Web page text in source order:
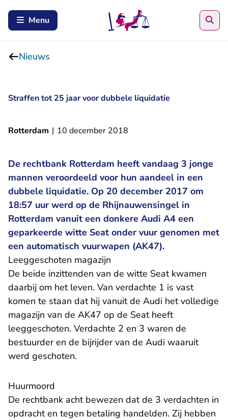
Menu
Nieuws
Straffen tot 25 jaar voor dubbele liquidatie
Rotterdam | 10 december 2018
De rechtbank Rotterdam heeft vandaag 3 jonge
mannen veroordeeld voor hun aandeel in een
dubbele liquidatie. Op 20 december 2017 om
18:57 uur werd op de Rhijnauwensingel in
Rotterdam vanuit een donkere Audi A4 een
geparkeerde witte Seat onder vuur genomen met
een automatisch vuurwapen (AK47).
Leeggeschoten magazijn
De beide inzittenden van de witte Seat kwamen
daarbij om het leven. Van verdachte 1 is vast
komen te staan dat hij vanuit de Audi het volledige
magazijn van de AK47 op de Seat heeft
leeggeschoten. Verdachte 2 en 3 waren de
bestuurder en de bijrijder van de Audi waaruit
werd geschoten.
Huurmoord
De rechtbank acht bewezen dat de 3 verdachten in
opdracht en tegen betaling handelden. Zij hebben